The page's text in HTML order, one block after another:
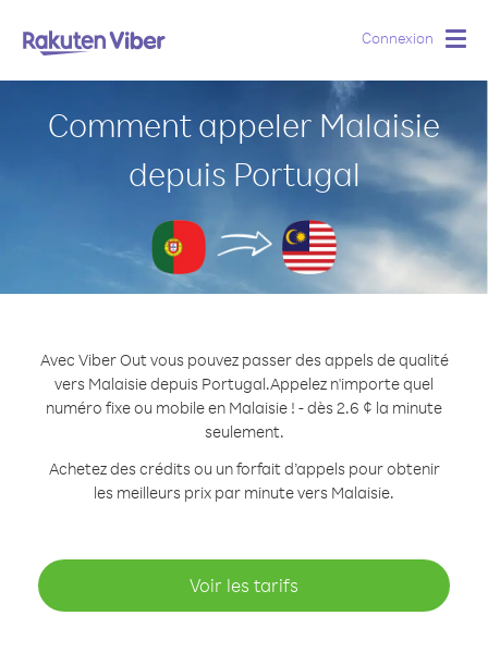
Connexion
Comment appeler Malaisie
depuis Portugal
Avec Viber Out vous pouvez passer des appels de qualité
vers Malaisie depuis Portugal.Appelez n'importe quel
numéro fixe ou mobile en Malaisie ! - dès 2.6 ¢ la minute
seulement.
Achetez des crédits ou un forfait d’appels pour obtenir
les meilleurs prix par minute vers Malaisie.
Voir les tarifs